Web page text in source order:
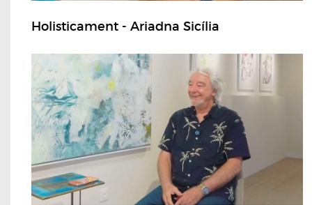
Holisticament - Ariadna Sicília